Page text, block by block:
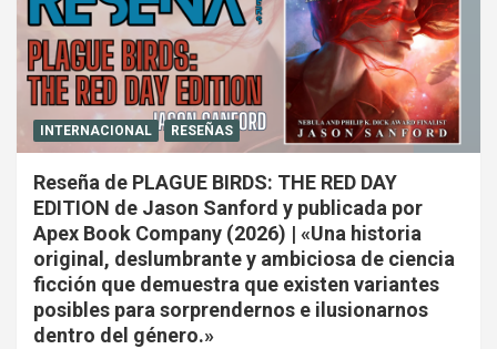
INTERNACIONAL RESEÑAS
Reseña de PLAGUE BIRDS: THE RED DAY
EDITION de Jason Sanford y publicada por
Apex Book Company (2026) | «Una historia
original, deslumbrante y ambiciosa de ciencia
ficción que demuestra que existen variantes
posibles para sorprendernos e ilusionarnos
dentro del género.»